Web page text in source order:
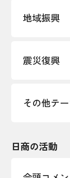
創業
事業承継
雇用・労
地域振興
まちづくり
震災復興
令和６年
その他テ
インボイ
日商の活動